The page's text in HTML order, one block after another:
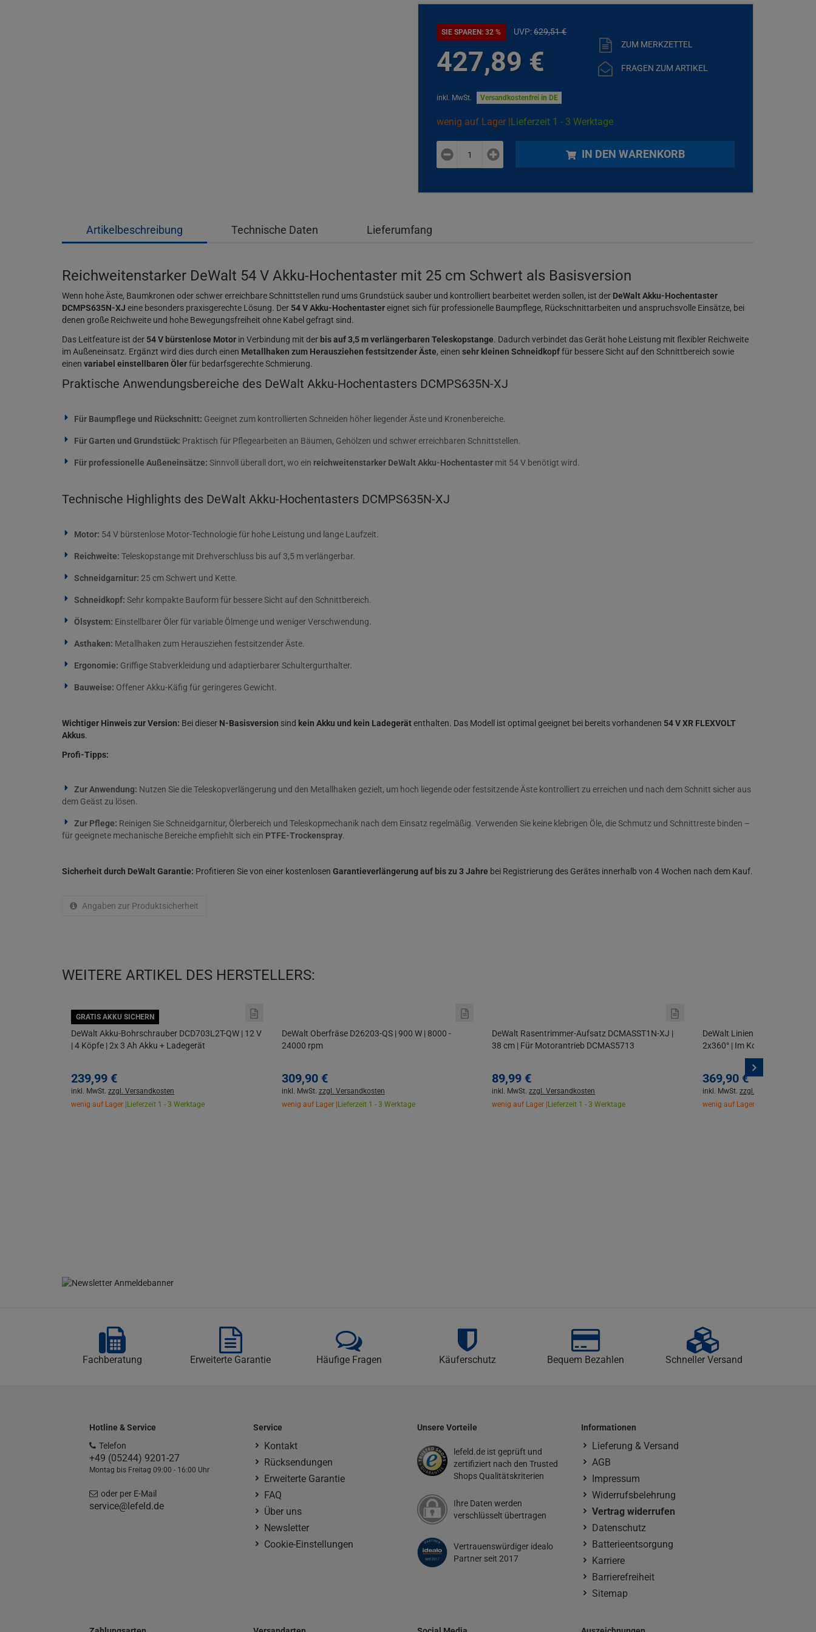
SIE SPAREN: 32 % UVP:629,51€
427,89 €
inkl. MwSt. Versandkostenfrei in DE
ZUM MERKZETTEL
FRAGEN ZUM ARTIKEL
wenig auf Lager |Lieferzeit 1 - 3 Werktage
plus
minus
IN DEN WARENKORB
Artikelbeschreibung Technische Daten Lieferumfang
Reichweitenstarker DeWalt 54 V Akku-Hochentaster mit 25 cm Schwert als Basisversion
Wenn hohe Äste, Baumkronen oder schwer erreichbare Schnittstellen rund ums Grundstück sauber und kontrolliert bearbeitet werden sollen, ist der DeWalt Akku-Hochentaster
DCMPS635N-XJ eine besonders praxisgerechte Lösung. Der 54 V Akku-Hochentastereignet sich für professionelle Baumpflege, Rückschnittarbeiten und anspruchsvolle Einsätze, bei
denen große Reichweite und hohe Bewegungsfreiheit ohne Kabel gefragt sind.
Das Leitfeature ist der 54 V bürstenlose Motor in Verbindung mit der bis auf 3,5 m verlängerbaren Teleskopstange. Dadurch verbindet das Gerät hohe Leistung mit flexibler Reichweite
im Außeneinsatz. Ergänzt wird dies durch einen Metallhaken zum Herausziehen festsitzender Äste, einen sehr kleinen Schneidkopffür bessere Sicht auf den Schnittbereich sowie
einen variabel einstellbaren Ölerfür bedarfsgerechte Schmierung.
Praktische Anwendungsbereiche des DeWalt Akku-Hochentasters DCMPS635N-XJ
Für Baumpflege und Rückschnitt: Geeignet zum kontrollierten Schneiden höher liegender Äste und Kronenbereiche.
Für Garten und Grundstück: Praktisch für Pflegearbeiten an Bäumen, Gehölzen und schwer erreichbaren Schnittstellen.
Für professionelle Außeneinsätze: Sinnvoll überall dort, wo ein reichweitenstarker DeWalt Akku-Hochentaster mit 54 V benötigt wird.
Technische Highlights des DeWalt Akku-Hochentasters DCMPS635N-XJ
Motor: 54 V bürstenlose Motor-Technologie für hohe Leistung und lange Laufzeit.
Reichweite: Teleskopstange mit Drehverschluss bis auf 3,5 m verlängerbar.
Schneidgarnitur: 25 cm Schwert und Kette.
Schneidkopf: Sehr kompakte Bauform für bessere Sicht auf den Schnittbereich.
Ölsystem: Einstellbarer Öler für variable Ölmenge und weniger Verschwendung.
Asthaken: Metallhaken zum Herausziehen festsitzender Äste.
Ergonomie: Griffige Stabverkleidung und adaptierbarer Schultergurthalter.
Bauweise: Offener Akku-Käfig für geringeres Gewicht.
Wichtiger Hinweis zur Version: Bei dieser N-Basisversion sind kein Akku und kein Ladegerätenthalten. Das Modell ist optimal geeignet bei bereits vorhandenen 54 V XR FLEXVOLT
Akkus.
Profi-Tipps:
Zur Anwendung: Nutzen Sie die Teleskopverlängerung und den Metallhaken gezielt, um hoch liegende oder festsitzende Äste kontrolliert zu erreichen und nach dem Schnitt sicher aus
dem Geäst zu lösen.
Zur Pflege: Reinigen Sie Schneidgarnitur, Ölerbereich und Teleskopmechanik nach dem Einsatz regelmäßig. Verwenden Sie keine klebrigen Öle, die Schmutz und Schnittreste binden –
für geeignete mechanische Bereiche empfiehlt sich ein PTFE-Trockenspray.
Sicherheit durch DeWalt Garantie: Profitieren Sie von einer kostenlosen Garantieverlängerung auf bis zu 3 Jahre bei Registrierung des Gerätes innerhalb von 4 Wochen nach dem Kauf.
Angaben zur Produktsicherheit
WEITERE ARTIKEL DES HERSTELLERS:
GRATIS AKKU SICHERN
DeWalt Akku-Bohrschrauber DCD703L2T-QW | 12 V
| 4 Köpfe | 2x 3 Ah Akku + Ladegerät
239,99 €
inkl. MwSt. zzgl. Versandkosten
wenig auf Lager | Lieferzeit 1 - 3 Werktage
DeWalt Oberfräse D26203-QS | 900 W | 8000 -
24000 rpm
309,90 €
inkl. MwSt. zzgl. Versandkosten
wenig auf Lager | Lieferzeit 1 - 3 Werktage
DeWalt Rasentrimmer-Aufsatz DCMASST1N-XJ |
38 cm | Für Motorantrieb DCMAS5713
89,99 €
inkl. MwSt.zzgl. Versandkosten
wenig auf Lager | Lieferzeit 1 - 3 Werktage
DeWalt Linienlaser
2x360° | Im Koffer | 2 Ah
369,90 €
inkl. MwSt. zzgl. Versandkosten
wenig auf Lager |
Fachberatung Erweiterte Garantie Häufige Fragen Käuferschutz Bequem Bezahlen Schneller Versand
Hotline & Service
Telefon
+49 (05244) 9201-27
Montag bis Freitag 09:00 - 16:00 Uhr
oder per E-Mail
service@lefeld.de
Service
Kontakt
Rücksendungen
Erweiterte Garantie
FAQ
Über uns
Newsletter
Cookie-Einstellungen
Unsere Vorteile
lefeld.de ist geprüft und
zertifiziert nach den Trusted
Shops Qualitätskriterien
Ihre Daten werden
verschlüsselt übertragen
Vertrauenswürdiger idealo
Partner seit 2017
Informationen
Lieferung & Versand
AGB
Impressum
Widerrufsbelehrung
Vertrag widerrufen
Datenschutz
Batterieentsorgung
Karriere
Barrierefreiheit
Sitemap